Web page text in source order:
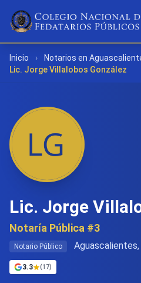
Inicio › Notarios en
Lic. Jorge Villalobos González
Lic. Jorge
Notaría Pública #3
Notario Público
3.3 (17)